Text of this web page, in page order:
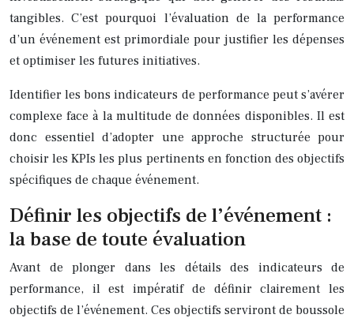
tangibles. C’est pourquoi l’évaluation de la performance
d’un événement est primordiale pour justifier les dépenses
et optimiser les futures initiatives.
Identifier les bons indicateurs de performance peut s’avérer
complexe face à la multitude de données disponibles. Il est
donc essentiel d’adopter une approche structurée pour
choisir les KPIs les plus pertinents en fonction des objectifs
spécifiques de chaque événement.
Définir les objectifs de l’événement :
la base de toute évaluation
Avant de plonger dans les détails des indicateurs de
performance, il est impératif de définir clairement les
objectifs de l’événement. Ces objectifs serviront de boussole